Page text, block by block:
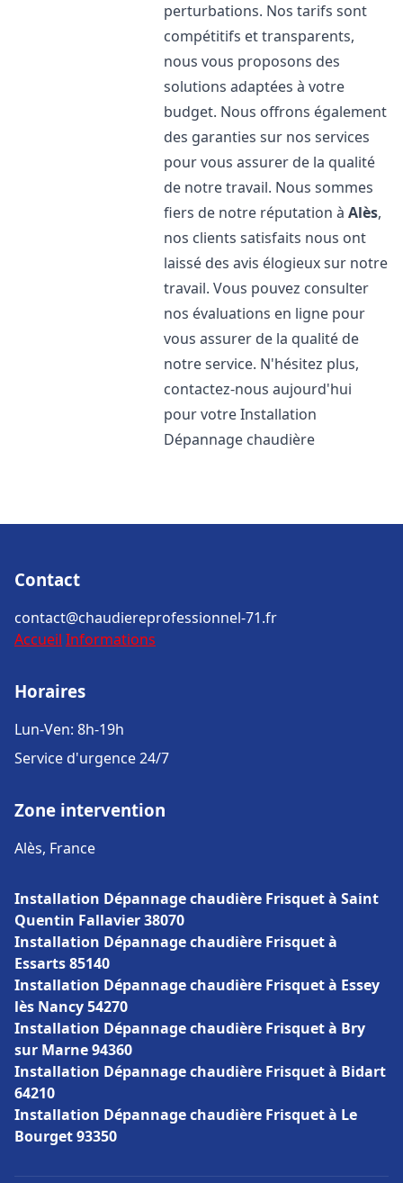
perturbations. Nos tarifs sont
compétitifs et transparents,
nous vous proposons des
solutions adaptées à votre
budget. Nous offrons également
des garanties sur nos services
pour vous assurer de la qualité
de notre travail. Nous sommes
fiers de notre réputation àAlès,
nos clients satisfaits nous ont
laissé des avis élogieux sur notre
travail. Vous pouvez consulter
nos évaluations en ligne pour
vous assurer de la qualité de
notre service. N'hésitez plus,
contactez-nous aujourd'hui
pour votre Installation
Dépannage chaudière
Contact
contact@chaudiereprofessionnel-71.fr
Accueil Informations
Horaires
Lun-Ven: 8h-19h
Service d'urgence 24/7
Zone intervention
Alès, France
Installation Dépannage chaudière Frisquet à Saint
Quentin Fallavier 38070
Installation Dépannage chaudière Frisquet à
Essarts 85140
Installation Dépannage chaudière Frisquet à Essey
lès Nancy 54270
Installation Dépannage chaudière Frisquet à Bry
sur Marne 94360
Installation Dépannage chaudière Frisquet à Bidart
64210
Installation Dépannage chaudière Frisquet à Le
Bourget 93350